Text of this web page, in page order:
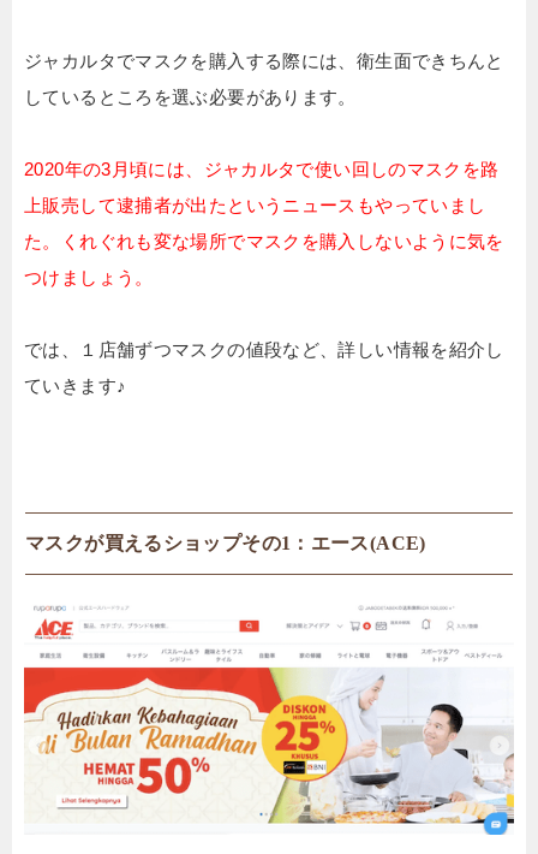
ジャカルタでマスクを購入する際には、衛生面できちんと
しているところを選ぶ必要があります。
2020年の3月頃には、ジャカルタで使い回しのマスクを路
上販売して逮捕者が出たというニュースもやっていまし
た。くれぐれも変な場所でマスクを購入しないように気を
つけましょう。
では、１店舗ずつマスクの値段など、詳しい情報を紹介し
ていきます♪
マスクが買えるショップその1：エース(ACE)